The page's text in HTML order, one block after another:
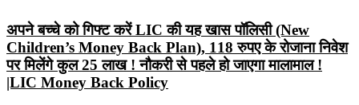
अपने बच्चे को गिफ्ट करें LIC की यह खास पॉलिसी (New
Children’s Money Back Plan), 118 रुपए के रोजाना निवेश
पर मिलेंगे कुल 25 लाख ! नौकरी से पहले हो जाएगा मालामाल !
|LIC Money Back Policy